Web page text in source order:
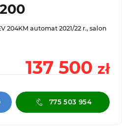
204KM automat 2021/22 r., salon
137 500 zł
775 503 954